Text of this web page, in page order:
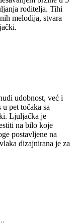
roditelja. Tihi
melodija, stvara
udobnost, već i
pet točaka sa
Ljuljačka je
na bilo koje
postavljene na
dizajnirana je za